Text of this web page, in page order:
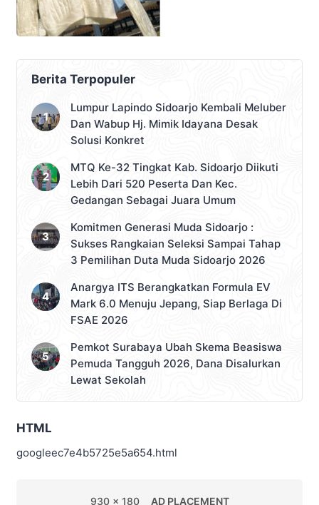
Berita Terpopuler
Lumpur Lapindo Sidoarjo Kembali Meluber
Dan Wabup Hj. Mimik Idayana Desak
Solusi Konkret
MTQ Ke-32 Tingkat Kab. Sidoarjo Diikuti
Lebih Dari 520 Peserta Dan Kec.
Gedangan Sebagai Juara Umum
Komitmen Generasi Muda Sidoarjo :
Sukses Rangkaian Seleksi Sampai Tahap
3 Pemilihan Duta Muda Sidoarjo 2026
Anargya ITS Berangkatkan Formula EV
Mark 6.0 Menuju Jepang, Siap Berlaga Di
FSAE 2026
Pemkot Surabaya Ubah Skema Beasiswa
Pemuda Tangguh 2026, Dana Disalurkan
Lewat Sekolah
HTML
googleec7e4b5725e5a654.html
930 x 180 AD PLACEMENT